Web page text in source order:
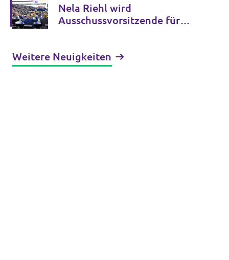
Nela Riehl wird
Ausschussvorsitzende für
Ausschussvorsitzender für
Wirtschaft und Währung
Weitere Neuigkeiten